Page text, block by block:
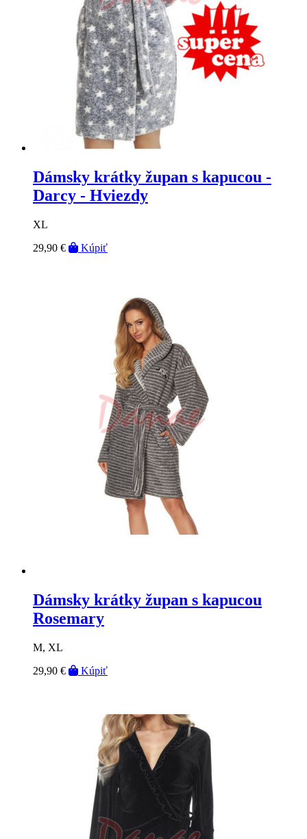
Dámsky krátky župan s kapucou -
Darcy - Hviezdy
XL
29,90 €
Kúpiť
Dámsky krátky župan s kapucou
Rosemary
M, XL
29,90 €
Kúpiť